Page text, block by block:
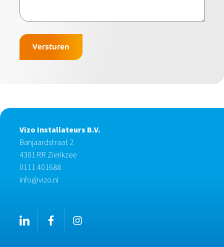
Versturen
Vizo Installateurs B.V.
Banjaardstraat 2
4301 RR Zierikzee
0111 401688
info@vizo.nl